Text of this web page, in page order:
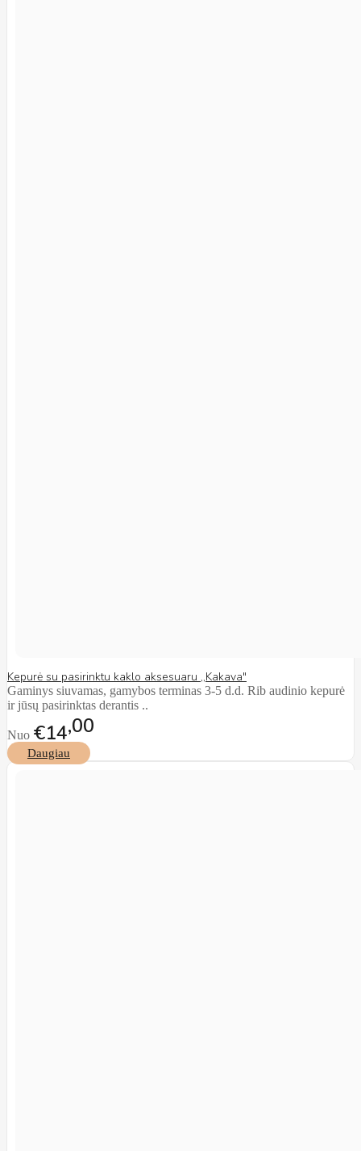
Kepurė su pasirinktu kaklo aksesuaru ,,Kakava"
Gaminys siuvamas, gamybos terminas 3-5 d.d. Rib audinio kepurė
ir jūsų pasirinktas derantis ..
Nuo €14 00
Daugiau